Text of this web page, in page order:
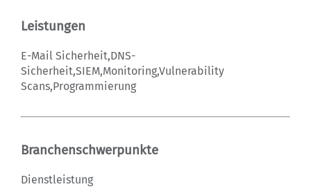
Leistungen
E-Mail Sicherheit,DNS-
Sicherheit,SIEM,Monitoring,Vulnerability
Scans,Programmierung
Branchenschwerpunkte
Dienstleistung